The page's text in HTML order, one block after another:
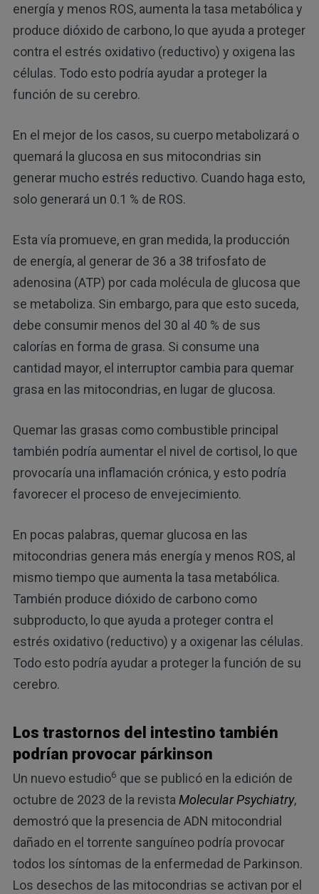
energía y menos ROS, aumenta la tasa metabólica y
produce dióxido de carbono, lo que ayuda a proteger
contra el estrés oxidativo (reductivo) y oxigena las
células. Todo esto podría ayudar a proteger la
función de su cerebro.
En el mejor de los casos, su cuerpo metabolizará o
quemará la glucosa en sus mitocondrias sin
generar mucho estrés reductivo. Cuando haga esto,
solo generará un 0.1 % de ROS.
Esta vía promueve, en gran medida, la producción
de energía, al generar de 36 a 38 trifosfato de
adenosina (ATP) por cada molécula de glucosa que
se metaboliza. Sin embargo, para que esto suceda,
debe consumir menos del 30 al 40 % de sus
calorías en forma de grasa. Si consume una
cantidad mayor, el interruptor cambia para quemar
grasa en las mitocondrias, en lugar de glucosa.
Quemar las grasas como combustible principal
también podría aumentar el nivel de cortisol, lo que
provocaría una inflamación crónica, y esto podría
favorecer el proceso de envejecimiento.
En pocas palabras, quemar glucosa en las
mitocondrias genera más energía y menos ROS, al
mismo tiempo que aumenta la tasa metabólica.
También produce dióxido de carbono como
subproducto, lo que ayuda a proteger contra el
estrés oxidativo (reductivo) y a oxigenar las células.
Todo esto podría ayudar a proteger la función de su
cerebro.
Los trastornos del intestino también
podrían provocar párkinson
Un nuevo estudio6 que se publicó en la edición de
octubre de 2023 de la revista Molecular Psychiatry,
demostró que la presencia de ADN mitocondrial
dañado en el torrente sanguíneo podría provocar
todos los síntomas de la enfermedad de Parkinson.
Los desechos de las mitocondrias se activan por el